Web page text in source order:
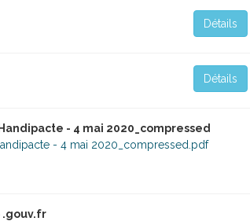
Détails
Détails
- 4 mai 2020_compressed
- 4 mai 2020_compressed.pdf
.gouv.fr